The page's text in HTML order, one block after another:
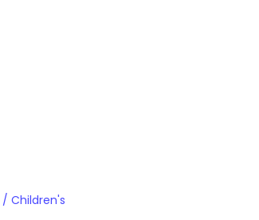
Książki obcojęzyczne / angielskie / Children's